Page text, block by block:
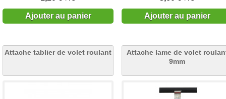
Ajouter au panier Ajouter au panier
Attache tablier de volet roulant
Attache lame de volet
9mm